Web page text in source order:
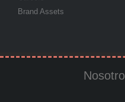
Brand Assets